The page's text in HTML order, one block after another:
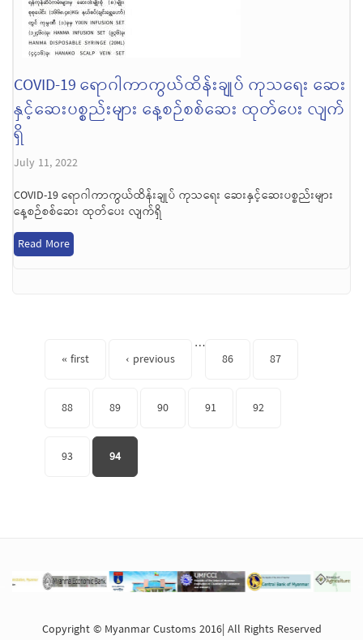
COVID-19 ရောဂါကာကွယ်ထိန်းချုပ် ကုသရေး ဆေး
နှင့်ဆေးပစ္စည်းများ နေ့စဉ်စစ်ဆေး ထုတ်ပေး လျက်
ရှိ
July 11, 2022
COVID-19 ရောဂါကာကွယ်ထိန်းချုပ် ကုသရေး ဆေးနှင့်ဆေးပစ္စည်းများ
နေ့စဉ်စစ်ဆေး ထုတ်ပေး လျက်ရှိ
Read More
« first ‹ previous
…
86
87
88 89 90 91 92
93 94
Copyright © Myanmar Customs 2016| All Rights Reserved